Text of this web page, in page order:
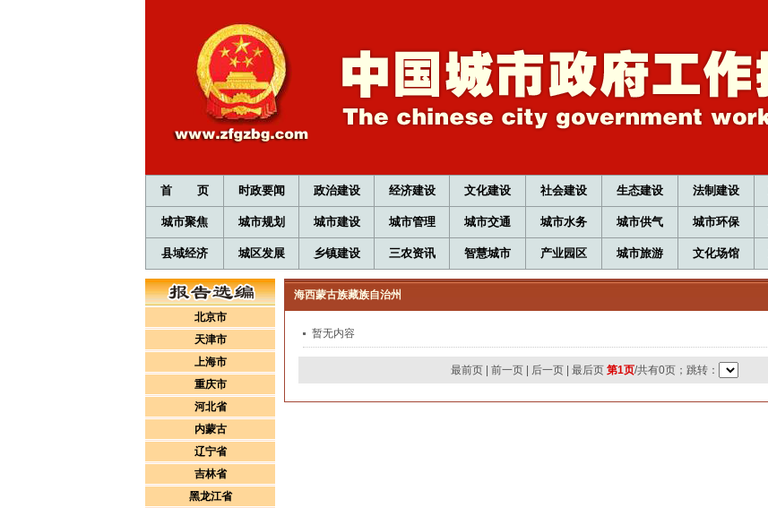
首 页 时政要闻 政治建设 经济建设 文化建设 社会建设 生态建设 法制建设
城市聚焦 城市规划 城市建设 城市管理 城市交通 城市水务 城市供气 城市环保
县域经济 城区发展 乡镇建设 三农资讯 智慧城市 产业园区 城市旅游 文化场馆
北京市
天津市
上海市
重庆市
河北省
内蒙古
辽宁省
吉林省
黑龙江省
海西蒙古族藏族自治州
暂无内容
最前页| 前一页| 后一页| 最后页 第1页/共有0页；跳转：